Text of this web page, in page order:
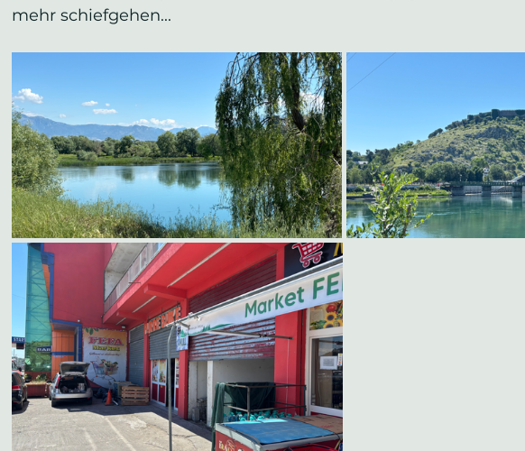
mehr schiefgehen...